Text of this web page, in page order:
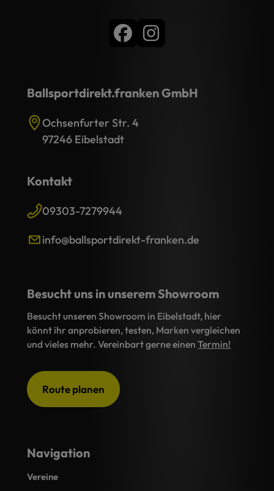
Ballsportdirekt.franken GmbH
Ochsenfurter Str. 4
97246 Eibelstadt
Kontakt
09303-7279944
info@ballsportdirekt-franken.de
Navigation
Vereine
Besucht uns in unserem Showroom
Besucht unseren Showroom in Eibelstadt, hier
könnt ihr anprobieren, testen, Marken vergleichen
und vieles mehr. Vereinbart gerne einen Termin!
Route planen